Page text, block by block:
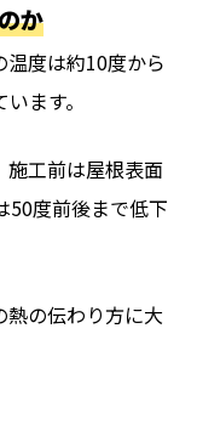
か
度は約10度から
ます。
施工前は屋根表面
50度前後まで低下
の伝わり方に大